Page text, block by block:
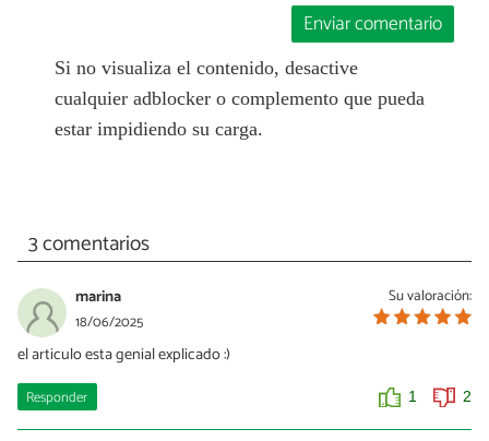
Enviar comentario
Si no visualiza el contenido, desactive
cualquier adblocker o complemento que pueda
estar impidiendo su carga.
3 comentarios
Su valoración:
marina
18/06/2025
el articulo esta genial explicado :)
Responder 1 2